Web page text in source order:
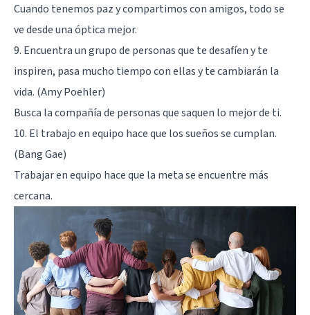
Cuando tenemos paz y compartimos con amigos, todo se
ve desde una óptica mejor.
9. Encuentra un grupo de personas que te desafíen y te
inspiren, pasa mucho tiempo con ellas y te cambiarán la
vida. (Amy Poehler)
Busca la compañía de personas que saquen lo mejor de ti.
10. El trabajo en equipo hace que los sueños se cumplan.
(Bang Gae)
Trabajar en equipo hace que la meta se encuentre más
cercana.